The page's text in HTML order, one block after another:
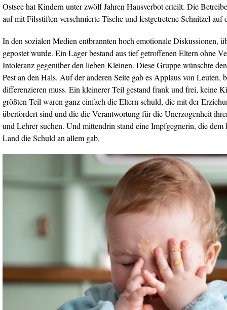
Ostsee hat Kindern unter zwölf Jahren Hausverbot erteilt. Die
auf mit Filsstiften verschmierte Tische und festgetretene Schnitzel auf
In den sozialen Medien entbrannten hoch emotionale Diskussionen,
gepostet wurde. Ein Lager bestand aus tief getroffenen Eltern ohne
Intoleranz gegenüber den lieben Kleinen. Diese Gruppe wünschte
Pest an den Hals. Auf der anderen Seite gab es Applaus von Leuten,
differenzieren muss. Ein kleinerer Teil gestand frank und frei, keine
größten Teil waren ganz einfach die Eltern schuld, die mit der
überfordert sind und die die Verantwortung für die Unerzogenheit
und Lehrer suchen. Und mittendrin stand eine Impfgegnerin, die dem
Land die Schuld an allem gab.